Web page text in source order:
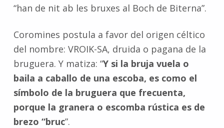
“han de nit ab les bruxes al Boch de Biterna”.
Coromines postula a favor del origen céltico
del nombre: VROIK-SA, druida o pagana de la
bruguera. Y matiza: “Y si la bruja vuela o
baila a caballo de una escoba, es como el
símbolo de la bruguera que frecuenta,
porque la granera o escomba rústica es de
brezo “bruc”.